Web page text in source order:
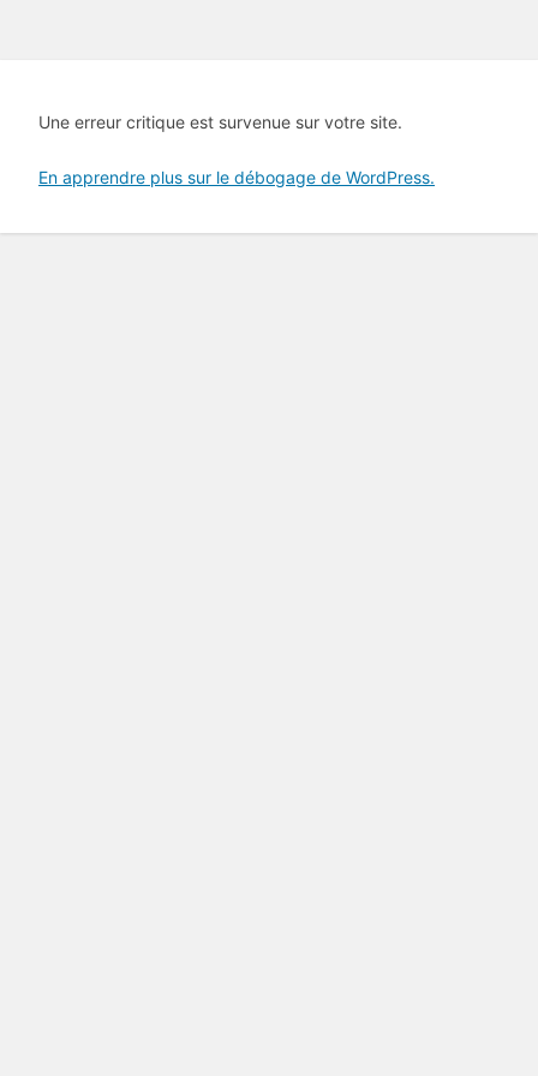
Une erreur critique est survenue sur votre site.
En apprendre plus sur le débogage de WordPress.